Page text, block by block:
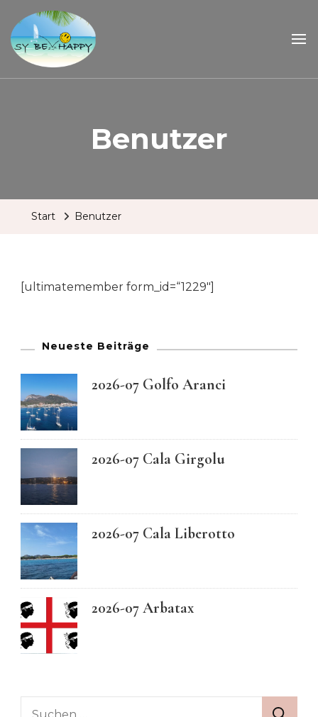
Sailing Be Happy
ein Traum wird wahr
Benutzer
Start Benutzer
[ultimatemember form_id=“1229″]
Neueste Beiträge
2026-07 Golfo Aranci
2026-07 Cala Girgolu
2026-07 Cala Liberotto
2026-07 Arbatax
Suchen